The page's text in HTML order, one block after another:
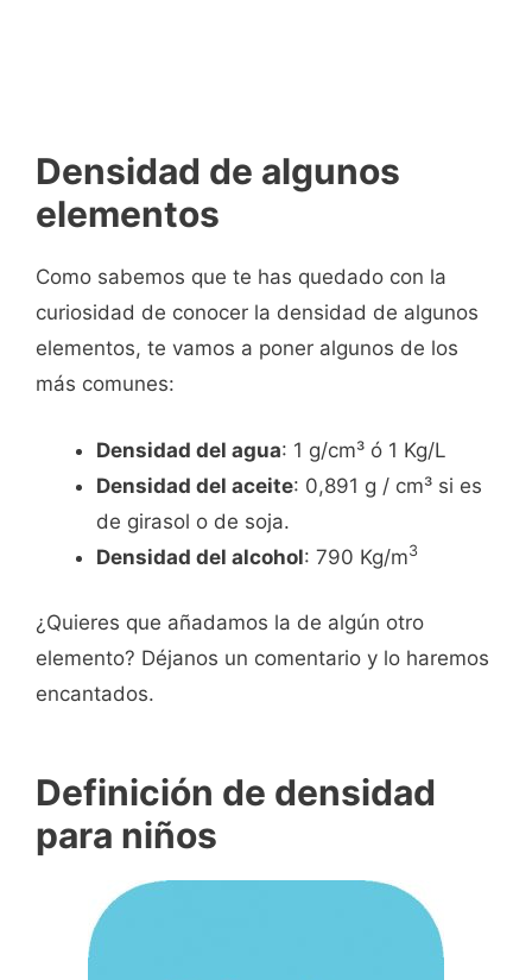
Densidad de algunos
elementos
Como sabemos que te has quedado con la
curiosidad de conocer la densidad de algunos
elementos, te vamos a poner algunos de los
más comunes:
Densidad del agua: 1 g/cm³ ó 1 Kg/L
Densidad del aceite: 0,891 g / cm³ si es
de girasol o de soja.
Densidad del alcohol: 790 Kg/m3
¿Quieres que añadamos la de algún otro
elemento? Déjanos un comentario y lo haremos
encantados.
Definición de densidad
para niños